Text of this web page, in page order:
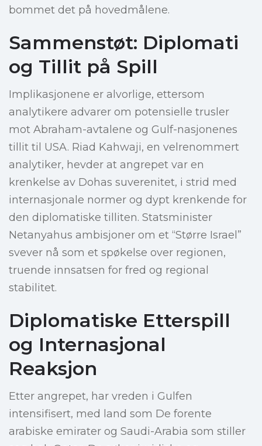
bommet det på hovedmålene.
Sammenstøt: Diplomati
og Tillit på Spill
Implikasjonene er alvorlige, ettersom
analytikere advarer om potensielle trusler
mot Abraham-avtalene og Gulf-nasjonenes
tillit til USA. Riad Kahwaji, en velrenommert
analytiker, hevder at angrepet var en
krenkelse av Dohas suverenitet, i strid med
internasjonale normer og dypt krenkende for
den diplomatiske tilliten. Statsminister
Netanyahus ambisjoner om et “Større Israel”
svever nå som et spøkelse over regionen,
truende innsatsen for fred og regional
stabilitet.
Diplomatiske Etterspill
og Internasjonal
Reaksjon
Etter angrepet, har vreden i Gulfen
intensifisert, med land som De forente
arabiske emirater og Saudi-Arabia som stiller